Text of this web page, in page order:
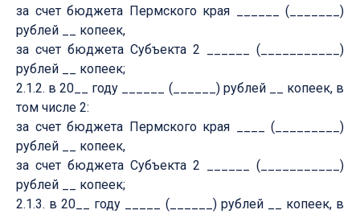
за счет бюджета Пермского края ______ (_______)
рублей __ копеек,
за счет бюджета Субъекта 2 ______ (___________)
рублей __ копеек;
2.1.2. в 20__ году ______ (______) рублей __ копеек, в
том числе 2:
за счет бюджета Пермского края ____ (_________)
рублей __ копеек,
за счет бюджета Субъекта 2 ______ (___________)
рублей __ копеек;
2.1.3. в 20__ году _____ (______) рублей __ копеек, в